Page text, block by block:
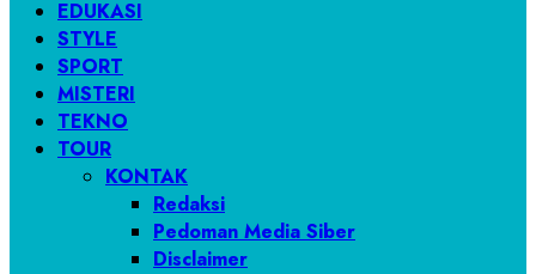
EDUKASI
STYLE
SPORT
MISTERI
TEKNO
TOUR
KONTAK
Redaksi
Pedoman Media Siber
Disclaimer